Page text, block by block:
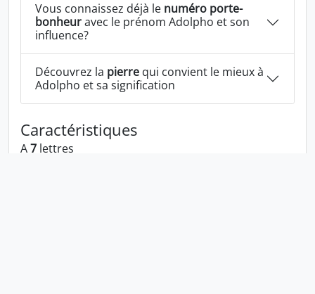
Vous connaissez déjà le numéro porte-
bonheuravec le prénom Adolpho et son
influence?
Découvrez la pierre qui convient le mieux à
Adolpho et sa signification
Caractéristiques
A7 lettres